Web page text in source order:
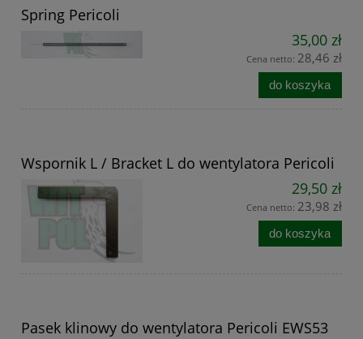
Spring Pericoli
35,00 zł
Cena netto: 28,46 zł
do koszyka
Wspornik L / Bracket L do wentylatora Pericoli
29,50 zł
Cena netto: 23,98 zł
do koszyka
Pasek klinowy do wentylatora Pericoli EWS53